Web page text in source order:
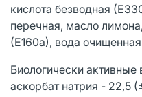
кислота безводная
перечная, масло
(Е160а), вода
Биологически активные
аскорбат натрия - 22,5